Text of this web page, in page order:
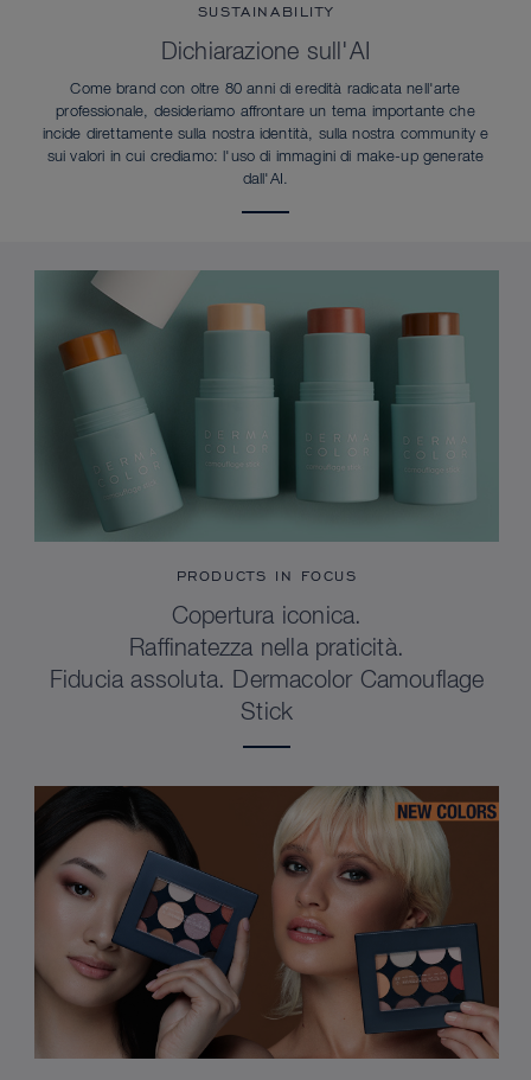
SUSTAINABILITY
Dichiarazione sull'AI
Come brand con oltre 80 anni di eredità radicata nell'arte
professionale, desideriamo affrontare un tema importante che
incide direttamente sulla nostra identità, sulla nostra community e
sui valori in cui crediamo: l'uso di immagini di make-up generate
dall'AI.
PRODUCTS IN FOCUS
Copertura iconica.
Raffinatezza nella praticità.
Fiducia assoluta. Dermacolor Camouflage
Stick